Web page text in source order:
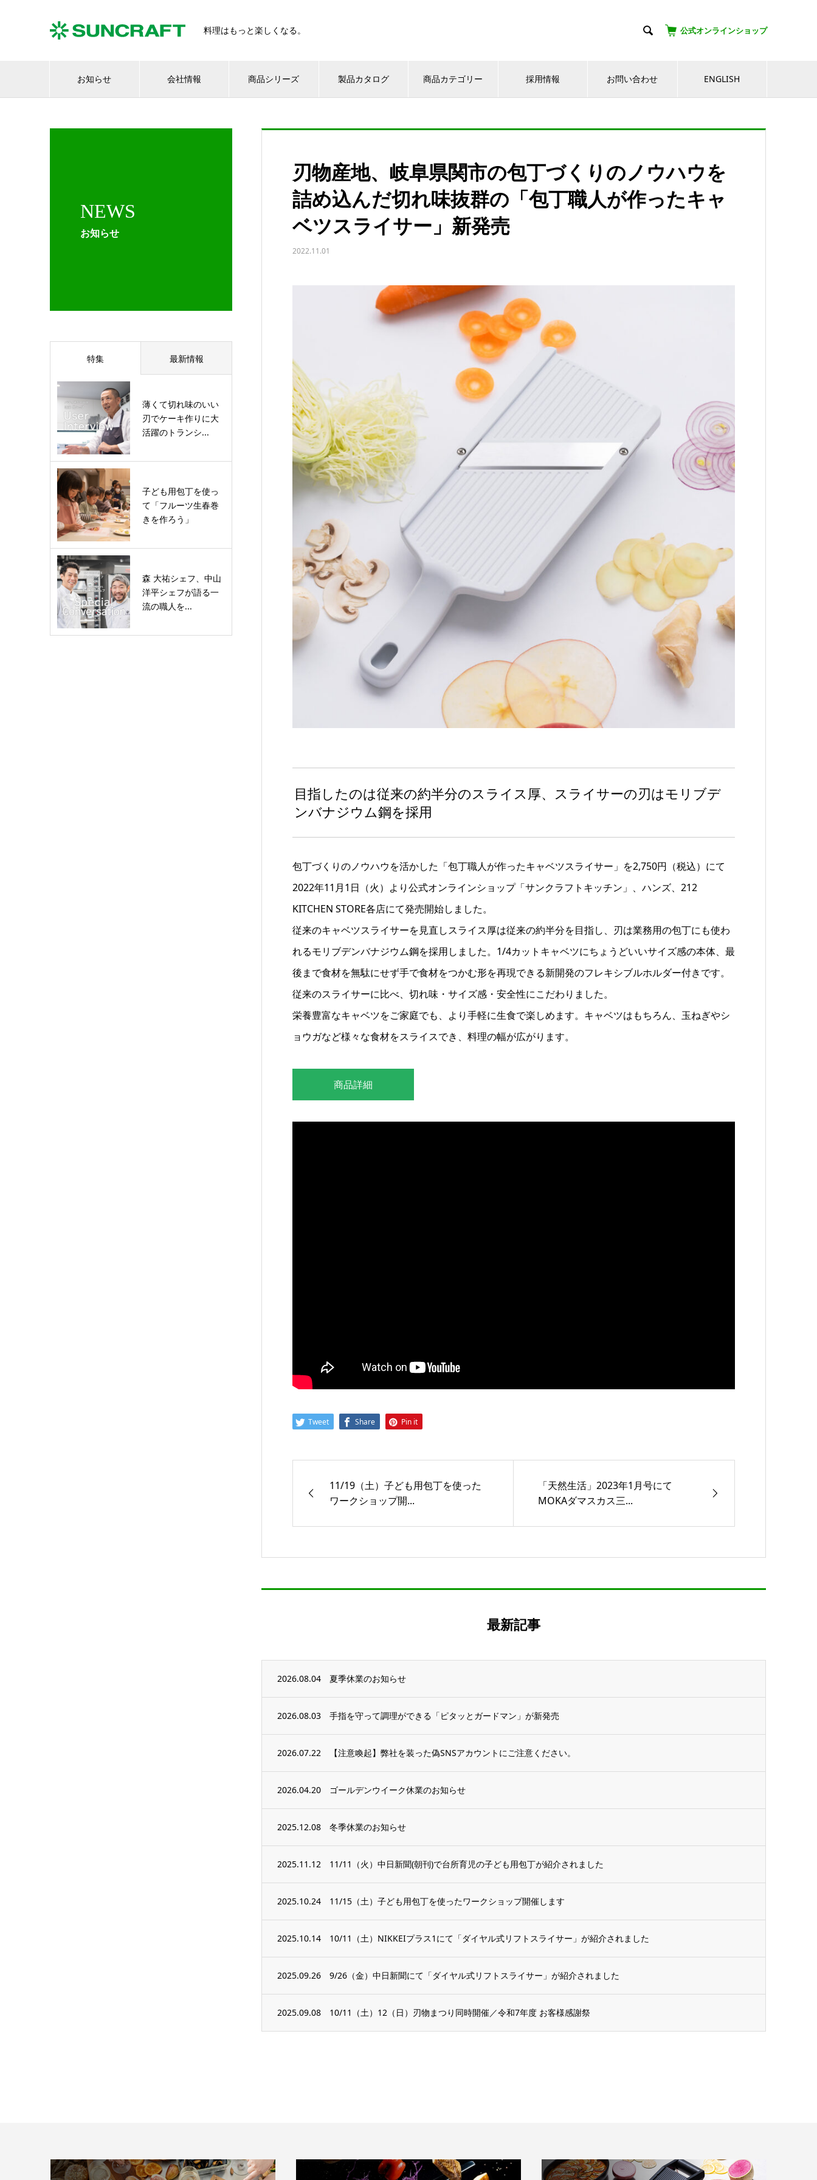
料理はもっと楽しくなる。  公式オンラインショップ
お知らせ 会社情報 商品シリーズ 製品カタログ 商品カテゴリー 採用情報 お問い合わせ ENGLISH
NEWS
お知らせ
刃物産地、岐阜県関市の包丁づくりのノウハウを
詰め込んだ切れ味抜群の「包丁職人が作ったキャ
ベツスライサー」新発売
2022.11.01
目指したのは従来の約半分のスライス厚、スライサーの刃はモリブデ
ンバナジウム鋼を採用
包丁づくりのノウハウを活かした「包丁職人が作ったキャベツスライサー」を2,750円（税込）にて
2022年11月1日（火）より公式オンラインショップ「サンクラフトキッチン」、ハンズ、212
KITCHEN STORE各店にて発売開始しました。
従来のキャベツスライサーを見直しスライス厚は従来の約半分を目指し、刃は業務用の包丁にも使わ
れるモリブデンバナジウム鋼を採用しました。1/4カットキャベツにちょうどいいサイズ感の本体、最
後まで食材を無駄にせず手で食材をつかむ形を再現できる新開発のフレキシブルホルダー付きです。
従来のスライサーに比べ、切れ味・サイズ感・安全性にこだわりました。
栄養豊富なキャベツをご家庭でも、より手軽に生食で楽しめます。キャベツはもちろん、玉ねぎやシ
ョウガなど様々な食材をスライスでき、料理の幅が広がります。
商品詳細
Tweet Share Pin it
11/19（土）子ども用包丁を使った
ワークショップ開...
「天然生活」2023年1月号にて
MOKAダマスカス三...
最新記事
2026.08.04 夏季休業のお知らせ
2026.08.03 手指を守って調理ができる「ピタッとガードマン」が新発売
2026.07.22 【注意喚起】弊社を装った偽SNSアカウントにご注意ください。
2026.04.20 ゴールデンウイーク休業のお知らせ
2025.12.08 冬季休業のお知らせ
2025.11.12 11/11（火）中日新聞(朝刊)で台所育児の子ども用包丁が紹介されました
2025.10.24 11/15（土）子ども用包丁を使ったワークショップ開催します
2025.10.14 10/11（土）NIKKEIプラス1にて「ダイヤル式リフトスライサー」が紹介されました
2025.09.26 9/26（金）中日新聞にて「ダイヤル式リフトスライサー」が紹介されました
2025.09.08 10/11（土）12（日）刃物まつり同時開催／令和7年度 お客様感謝祭
特集 最新情報
薄くて切れ味のいい
刃でケーキ作りに大
活躍のトランシ...
子ども用包丁を使っ
て「フルーツ生春巻
きを作ろう」
森 大祐シェフ、中山
洋平シェフが語る一
流の職人を...